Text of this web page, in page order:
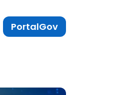
PortalGov